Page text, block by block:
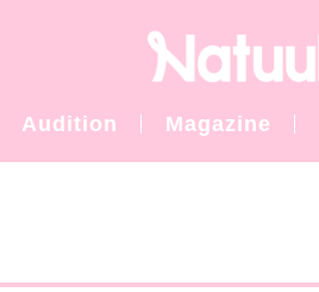
Audition Magazine